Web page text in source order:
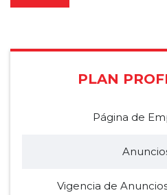
PLAN
Página de
Vigencia de